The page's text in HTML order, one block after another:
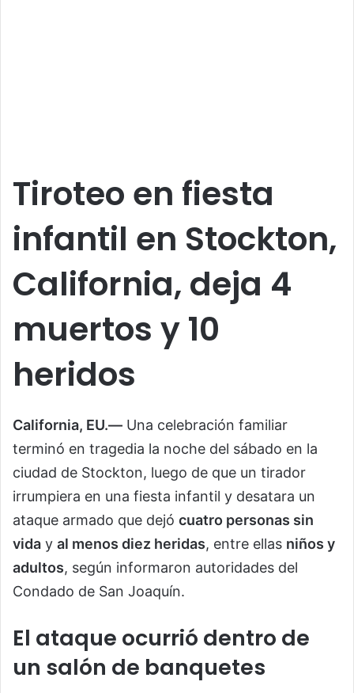
Tiroteo en fiesta
infantil en Stockton,
California, deja 4
muertos y 10
heridos
California, EU.— Una celebración familiar
terminó en tragedia la noche del sábado en la
ciudad de Stockton, luego de que un tirador
irrumpiera en una fiesta infantil y desatara un
ataque armado que dejó cuatro personas sin
vida y al menos diez heridas, entre ellas niños y
adultos, según informaron autoridades del
Condado de San Joaquín.
El ataque ocurrió dentro de
un salón de banquetes